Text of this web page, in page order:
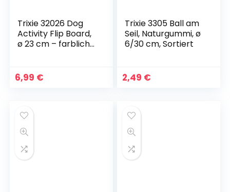
Trixie 32026 Dog
Activity Flip Board,
ø 23 cm – farblich
6,99 €
Trixie 3305 Ball am
Seil, Naturgummi, ø
6/30 cm, Sortiert
2,49 €